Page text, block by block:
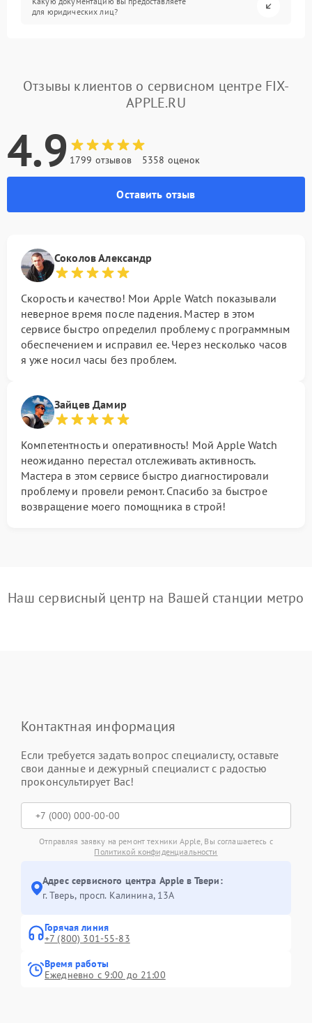
для юридических лиц?
Отзывы клиентов о сервисном центре FIX-
APPLE.RU
4.9 1799 отзывов 5358 оценок
Оставить отзыв
Соколов Александр
Скорость и качество! Мои Apple Watch показывали
неверное время после падения. Мастер в этом
сервисе быстро определил проблему с программным
обеспечением и исправил ее. Через несколько часов
я уже носил часы без проблем.
Зайцев Дамир
Компетентность и оперативность! Мой Apple Watch
неожиданно перестал отслеживать активность.
Мастера в этом сервисе быстро диагностировали
проблему и провели ремонт. Спасибо за быстрое
возвращение моего помощника в строй!
Наш сервисный центр на Вашей станции метро
Контактная информация
Если требуется задать вопрос специалисту, оставьте
свои данные и дежурный специалист с радостью
проконсультирует Вас!
Отправляя заявку на ремонт техники Apple, Вы соглашаетесь с
Политикой конфиденциальности
Адрес сервисного центра Apple в Твери:
г. Тверь, просп. Калинина, 13А
Горячая линия
+7 (800) 301-55-83
Время работы
Ежедневно с 9:00 до 21:00